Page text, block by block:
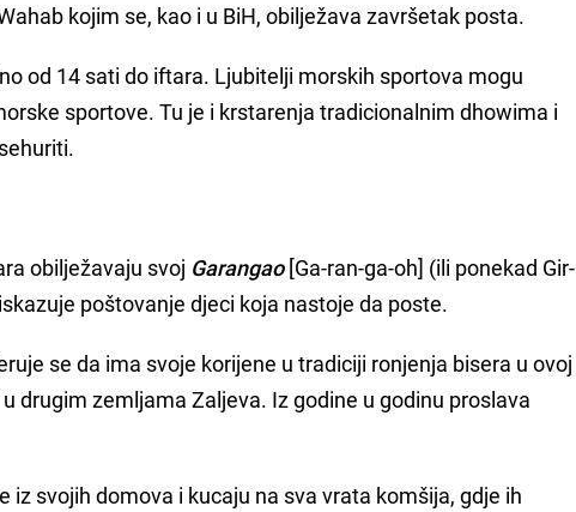
kojim se, kao i u BiH, obilježava završetak posta.
od 14 sati do iftara. Ljubitelji morskih sportova mogu
sportove. Tu je i krstarenja tradicionalnim dhowima i
obilježavaju svoj Garangao[Ga-ran-ga-oh] (ili ponekad Gir-
poštovanje djeci koja nastoje da poste.
se da ima svoje korijene u tradiciji ronjenja bisera u ovoj
drugim zemljama Zaljeva. Iz godine u godinu proslava
iz svojih domova i kucaju na sva vrata komšija, gdje ih